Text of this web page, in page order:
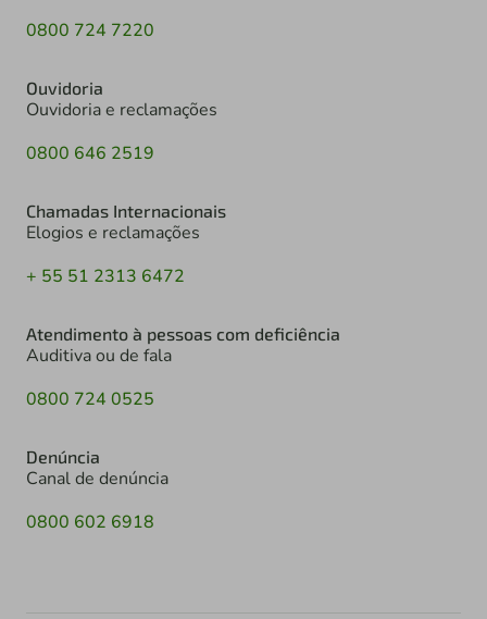
0800 724 7220
Ouvidoria
Ouvidoria e reclamações
0800 646 2519
Chamadas Internacionais
Elogios e reclamações
+ 55 51 2313 6472
Atendimento à pessoas com deficiência
Auditiva ou de fala
0800 724 0525
Denúncia
Canal de denúncia
0800 602 6918